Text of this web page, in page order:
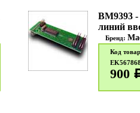
BM9393
линий
Бренд:
Код
900